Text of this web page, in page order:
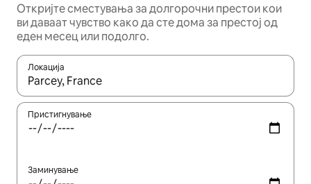
Откријте сместувања за долгорочни престои кои
ви даваат чувство како да сте дома за престој од
еден месец или подолго.
Локација
Кога резултатите се достапни, движете се со копчињата
Пристигнување
Заминување